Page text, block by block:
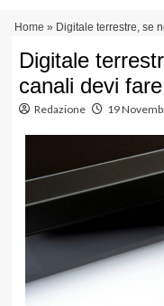
contenuto
Home » Digitale terrestre, se
Digitale
canali devi
Redazione 19